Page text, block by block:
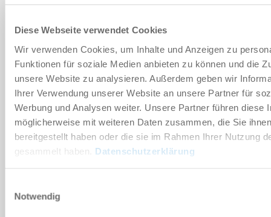
Diese Webseite verwendet Cookies
Wir verwenden Cookies, um Inhalte und Anzeigen zu
Funktionen für soziale Medien anbieten zu können und die
unsere Website zu analysieren. Außerdem geben wir
Ihrer Verwendung unserer Website an unsere Partner für
Werbung und Analysen weiter. Unsere Partner führen diese
möglicherweise mit weiteren Daten zusammen, die Sie ihnen
bereitgestellt haben oder die sie im Rahmen Ihrer Nutzung
gesammelt haben. Datenschutzerklärung
Notwendig
ZUM WARENKORB HINZUFÜGEN
Technische Daten
Verschleißteil